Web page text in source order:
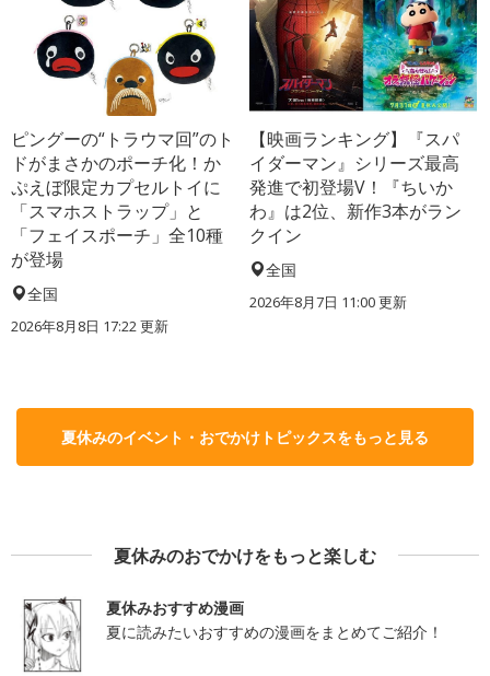
ピングーの“トラウマ回”のト
ドがまさかのポーチ化！か
ぷえぼ限定カプセルトイに
「スマホストラップ」と
「フェイスポーチ」全10種
が登場
全国
2026年8月8日 17:22更新
【映画ランキング】『スパ
イダーマン』シリーズ最高
発進で初登場V！『ちいか
わ』は2位、新作3本がラン
クイン
全国
2026年8月7日 11:00更新
夏休みのイベント・おでかけトピックスをもっと見る
夏休みのおでかけをもっと楽しむ
夏休みおすすめ漫画
夏に読みたいおすすめの漫画をまとめてご紹介！